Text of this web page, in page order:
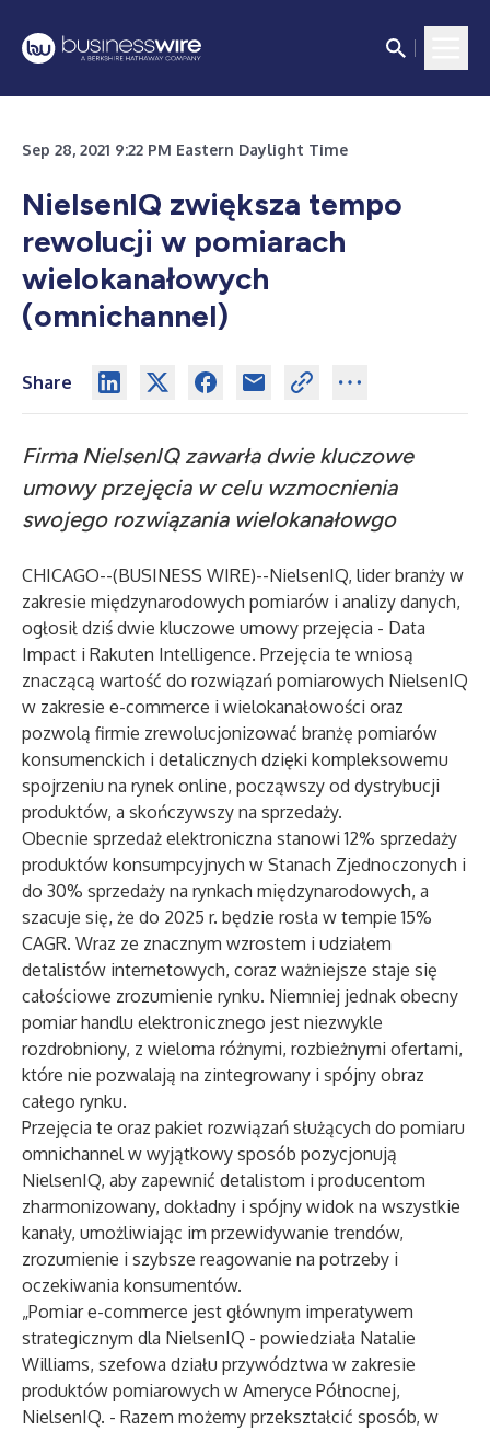
Sep 28, 2021 9:22 PM Eastern Daylight Time
NielsenIQ zwiększa tempo
rewolucji w pomiarach
wielokanałowych
(omnichannel)
Share
Firma NielsenIQ zawarła dwie kluczowe
umowy przejęcia w celu wzmocnienia
swojego rozwiązania wielokanałowgo
CHICAGO--(BUSINESS WIRE)--NielsenIQ, lider branży w
zakresie międzynarodowych pomiarów i analizy danych,
ogłosił dziś dwie kluczowe umowy przejęcia - Data
Impact i Rakuten Intelligence. Przejęcia te wniosą
znaczącą wartość do rozwiązań pomiarowych NielsenIQ
w zakresie e-commerce i wielokanałowości oraz
pozwolą firmie zrewolucjonizować branżę pomiarów
konsumenckich i detalicznych dzięki kompleksowemu
spojrzeniu na rynek online, począwszy od dystrybucji
produktów, a skończywszy na sprzedaży.
Obecnie sprzedaż elektroniczna stanowi 12% sprzedaży
produktów konsumpcyjnych w Stanach Zjednoczonych i
do 30% sprzedaży na rynkach międzynarodowych, a
szacuje się, że do 2025 r. będzie rosła w tempie 15%
CAGR. Wraz ze znacznym wzrostem i udziałem
detalistów internetowych, coraz ważniejsze staje się
całościowe zrozumienie rynku. Niemniej jednak obecny
pomiar handlu elektronicznego jest niezwykle
rozdrobniony, z wieloma różnymi, rozbieżnymi ofertami,
które nie pozwalają na zintegrowany i spójny obraz
całego rynku.
Przejęcia te oraz pakiet rozwiązań służących do pomiaru
omnichannel w wyjątkowy sposób pozycjonują
NielsenIQ, aby zapewnić detalistom i producentom
zharmonizowany, dokładny i spójny widok na wszystkie
kanały, umożliwiając im przewidywanie trendów,
zrozumienie i szybsze reagowanie na potrzeby i
oczekiwania konsumentów.
„Pomiar e-commerce jest głównym imperatywem
strategicznym dla NielsenIQ - powiedziała Natalie
Williams, szefowa działu przywództwa w zakresie
produktów pomiarowych w Ameryce Północnej,
NielsenIQ. - Razem możemy przekształcić sposób, w